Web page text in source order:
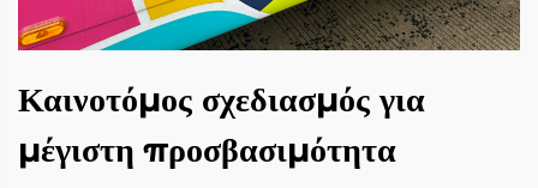
Καινοτόμος σχεδιασμός για
μέγιστη προσβασιμότητα